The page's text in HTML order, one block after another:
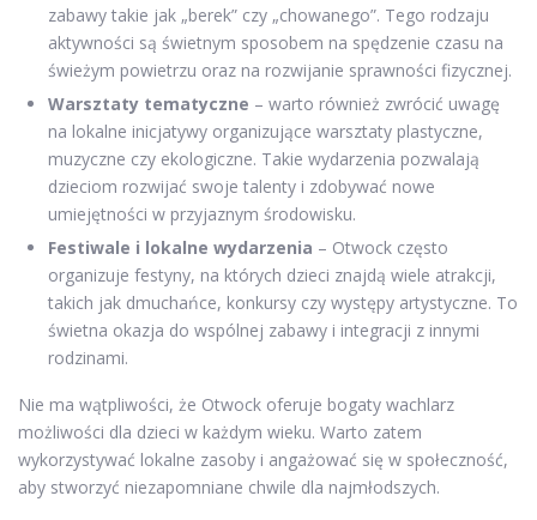
zabawy takie jak „berek” czy „chowanego”. Tego rodzaju
aktywności są świetnym sposobem na spędzenie czasu na
świeżym powietrzu oraz na rozwijanie sprawności fizycznej.
Warsztaty tematyczne – warto również zwrócić uwagę
na lokalne inicjatywy organizujące warsztaty plastyczne,
muzyczne czy ekologiczne. Takie wydarzenia pozwalają
dzieciom rozwijać swoje talenty i zdobywać nowe
umiejętności w przyjaznym środowisku.
Festiwale i lokalne wydarzenia – Otwock często
organizuje festyny, na których dzieci znajdą wiele atrakcji,
takich jak dmuchańce, konkursy czy występy artystyczne. To
świetna okazja do wspólnej zabawy i integracji z innymi
rodzinami.
Nie ma wątpliwości, że Otwock oferuje bogaty wachlarz
możliwości dla dzieci w każdym wieku. Warto zatem
wykorzystywać lokalne zasoby i angażować się w społeczność,
aby stworzyć niezapomniane chwile dla najmłodszych.